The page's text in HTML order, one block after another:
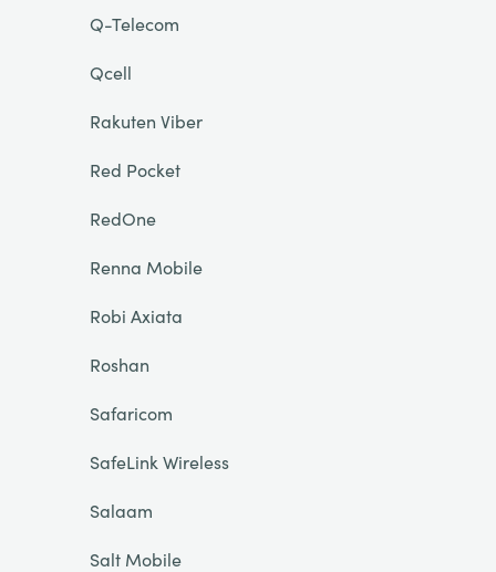
Q-Telecom
Qcell
Rakuten Viber
Red Pocket
RedOne
Renna Mobile
Robi Axiata
Roshan
Safaricom
SafeLink Wireless
Salaam
Salt Mobile